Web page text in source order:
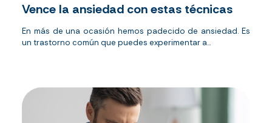
Vence la ansiedad con estas técnicas
En más de una ocasión hemos padecido de ansiedad. Es
un trastorno común que puedes experimentar a...